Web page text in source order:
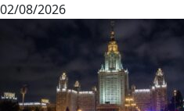
02/08/2026